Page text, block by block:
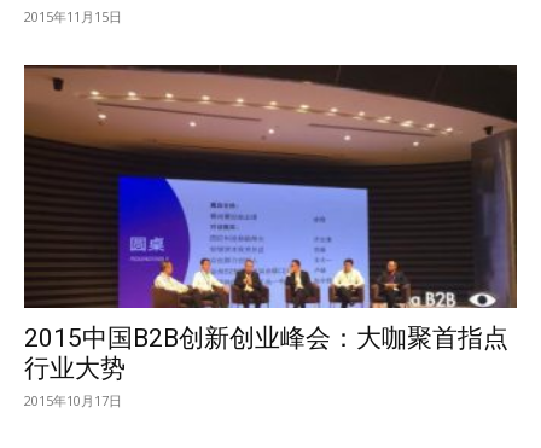
2015年11月15日
2015中国B2B创新创业峰会：大咖聚首指点
行业大势
2015年10月17日